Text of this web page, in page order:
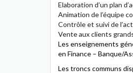
Elaboration d’un plan
Animation de l’équipe
Contrôle et suivi de
Vente aux clients
Les enseignements
en Finance – Banque/
Les troncs communs